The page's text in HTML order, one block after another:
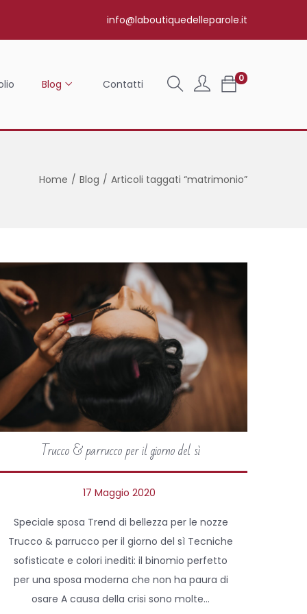
info@laboutiquedelleparole.it
Blog Contatti 0
Home / Blog / Articoli taggati “matrimonio”
Trucco & parrucco per il giorno del sì
P
s
t
e
d
o
17 Maggio 2020
Speciale sposa Trend di bellezza per le nozze
Trucco & parrucco per il giorno del sì Tecniche
sofisticate e colori inediti: il binomio perfetto
per una sposa moderna che non ha paura di
osare A causa della crisi sono molte…